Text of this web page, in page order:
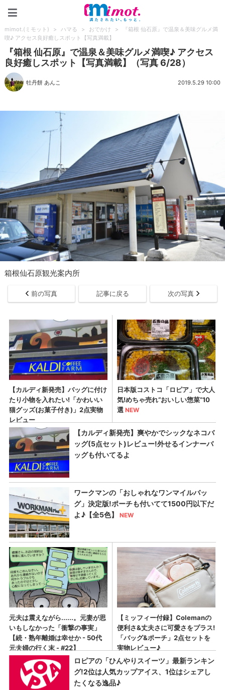
mimot.(ミモット) > ハマる > おでかけ >
『箱根 仙石原』で温泉＆美味グルメ満
喫♪ アクセス良好癒しスポット【写真満載】
『箱根 仙石原』で温泉＆美味グルメ満喫♪ アクセス
良好癒しスポット【写真満載】（写真 6/28）
牡丹餅 あんこ 2019.5.29 10:00
箱根仙石原観光案内所
前の写真 記事に戻る 次の写真